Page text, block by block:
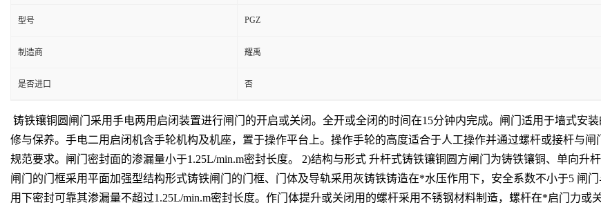
型号 PGZ
制造商 耀禹
是否进口 否
铸铁镶铜圆闸门采用手电两用启闭装置进行闸门的开启或关闭。全开或全闭的时间在15分钟内完成。闸门适用于墙式安
修与保养。手电二用启闭机含手轮机构及机座，置于操作平台上。操作手轮的高度适合于人工操作并通过螺杆或接杆与
规范要求。闸门密封面的渗漏量小于1.25L/min.m密封长度。 2)结构与形式 升杆式铸铁镶铜圆方闸门为铸铁镶铜、单向升
闸门的门框采用平面加强型结构形式铸铁闸门的门框、门体及导轨采用灰铸铁铸造在*水压作用下，安全系数不小于5 闸
用下密封可靠其渗漏量不超过1.25L/min.m密封长度。作门体提升或关闭用的螺杆采用不锈钢材料制造，螺杆在*启门力